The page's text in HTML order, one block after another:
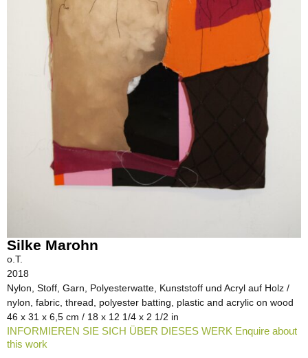
Silke Marohn
o.T.
2018
Nylon, Stoff, Garn, Polyesterwatte, Kunststoff und Acryl auf Holz /
nylon, fabric, thread, polyester batting, plastic and acrylic on wood
46 x 31 x 6,5 cm / 18 x 12 1/4 x 2 1/2 in
INFORMIEREN SIE SICH ÜBER DIESES WERK Enquire about
this work